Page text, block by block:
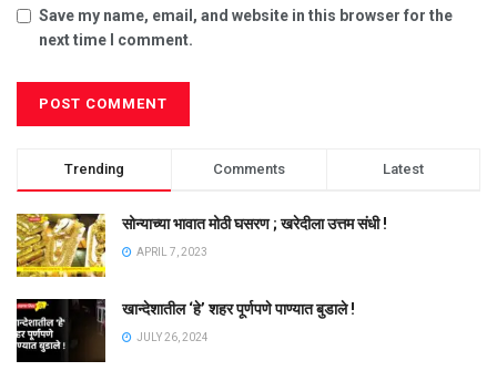
Save my name, email, and website in this browser for the
next time I comment.
Trending Comments Latest
सोन्याच्या भावात मोठी घसरण ; खरेदीला उत्तम संधी !
APRIL 7, 2023
खान्देशातील ‘हे’ शहर पूर्णपणे पाण्यात बुडाले !
JULY 26, 2024